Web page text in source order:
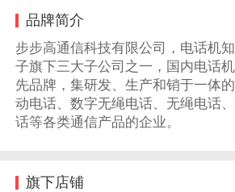
品牌简介
步步高通信科技有限公司，电话机
子旗下三大子公司之一，国内电话
先品牌，集研发、生产和销于一体
动电话、数字无绳电话、无绳电话
话等各类通信产品的企业。
旗下店铺